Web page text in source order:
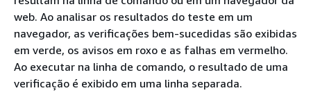
web. Ao analisar os resultados do teste em um
navegador, as verificações bem-sucedidas são exibidas
em verde, os avisos em roxo e as falhas em vermelho.
Ao executar na linha de comando, o resultado de uma
verificação é exibido em uma linha separada.